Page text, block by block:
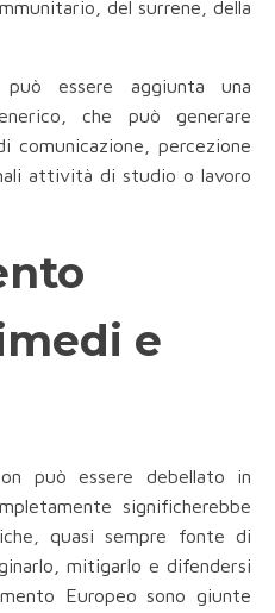
del surrene, della
essere aggiunta una
che può generare
comunicazione, percezione
attività di studio o lavoro
e
può essere debellato in
significherebbe
quasi sempre fonte di
mitigarlo e difendersi
Europeo sono giunte